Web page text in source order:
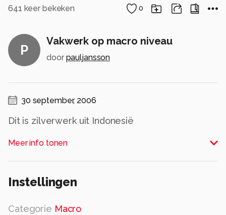
641 keer bekeken 0
P
Vakwerk op macro niveau
door pauljansson
30 september, 2006
Dit is zilverwerk uit Indonesië
Alle rechten voorbehouden
Meer info tonen
Instellingen
Categorie Macro